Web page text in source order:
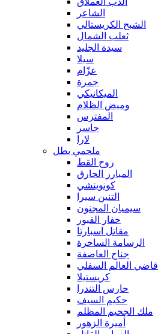
الشاعر
الشبح الكريستالي
ثعلب الشمال
سيدة الجليد
سيلا
عزّام
جمرة
الميكانيكي
وميض الظلام
المفترس
جاسر
لارا
ملحمي بطل
روح القط
المبارز الحارق
كونويتشي
التنين سيرا
سيميان المجنون
حفار القبور
مقاتل اسبارتا
الرسامة الساحرة
جناح العاصفة
قاضي العالم السفلي
كريستيلا
حارس التندرا
حكيم السيف
ملك الجحيم المظلم
أميرة الزهور